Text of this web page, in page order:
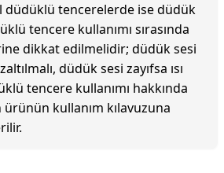
düdüklü tencerelerde ise düdük
tencere kullanımı sırasında
dikkat edilmelidir; düdük sesi
düdük sesi zayıfsa ısı
tencere kullanımı hakkında
kullanım kılavuzuna